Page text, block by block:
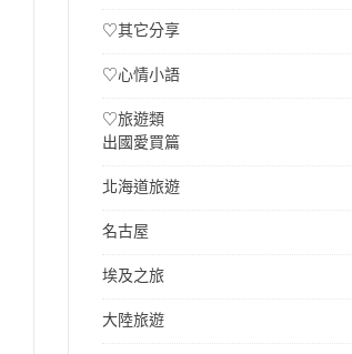
♡其它分享
♡心情小語
♡旅遊類
出國愛買篇
北海道旅遊
名古屋
埃及之旅
大陸旅遊